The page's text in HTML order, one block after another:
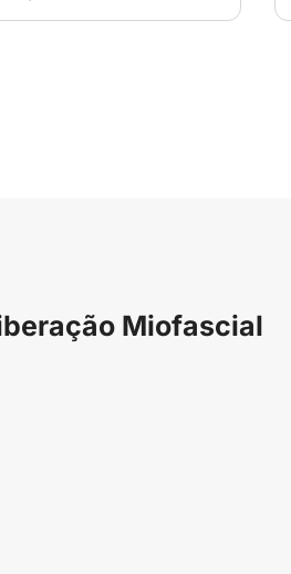
Miofascial